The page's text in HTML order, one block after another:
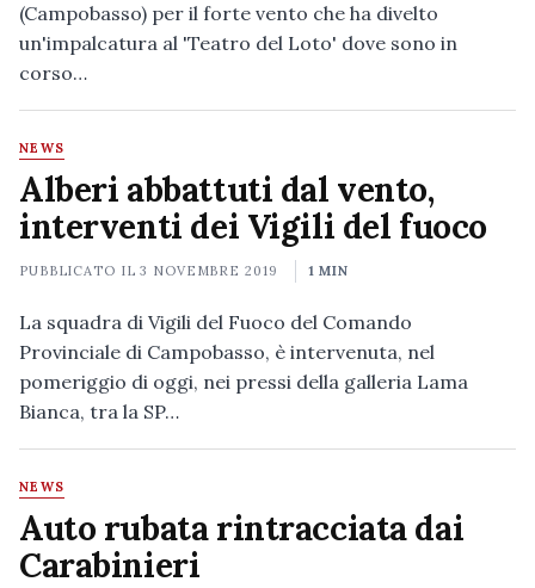
(Campobasso) per il forte vento che ha divelto
un'impalcatura al 'Teatro del Loto' dove sono in
corso…
NEWS
Alberi abbattuti dal vento,
interventi dei Vigili del fuoco
PUBBLICATO IL3 NOVEMBRE 2019 1 MIN
La squadra di Vigili del Fuoco del Comando
Provinciale di Campobasso, è intervenuta, nel
pomeriggio di oggi, nei pressi della galleria Lama
Bianca, tra la SP…
NEWS
Auto rubata rintracciata dai
Carabinieri